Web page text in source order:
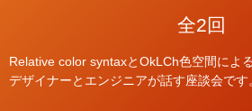
全2回
Relative color syntaxとOkLCh色空間によ
デザイナーとエンジニアが話す座談会です